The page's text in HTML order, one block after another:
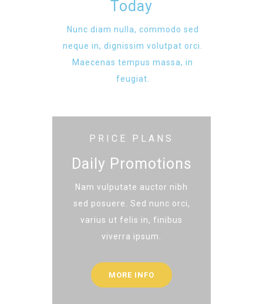
Today
Nunc diam nulla, commodo sed
neque in, dignissim volutpat orci.
Maecenas tempus massa, in
feugiat.
PRICE PLANS
Daily Promotions
Nam vulputate auctor nibh
sed posuere. Sed nunc orci,
varius ut felis in, finibus
viverra ipsum.
MORE INFO